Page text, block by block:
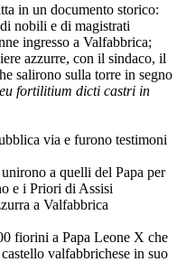
in un documento storico:
nobili e di magistrati
ingresso a Valfabbrica;
azzurre, con il sindaco, il
salirono sulla torre in segno
fortilitium dicti castri in
via e furono testimoni
a quelli del Papa per
e i Priori di Assisi
a Valfabbrica
fiorini a Papa Leone X che
valfabbrichese in suo